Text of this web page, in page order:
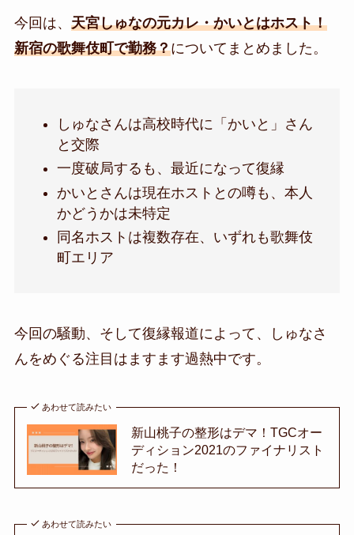
今回は、 天宮しゅなの元カレ・かいとはホスト！
新宿の歌舞伎町で勤務？についてまとめました。
しゅなさんは高校時代に「かいと」さん
と交際
一度破局するも、最近になって復縁
かいとさんは現在ホストとの噂も、本人
かどうかは未特定
同名ホストは複数存在、いずれも歌舞伎
町エリア
今回の騒動、そして復縁報道によって、
しゅなさ
んをめぐる注目はますます過熱中です。
あわせて読みたい
新山桃子の整形はデマ！TGCオー
ディション2021のファイナリスト
だった！
あわせて読みたい